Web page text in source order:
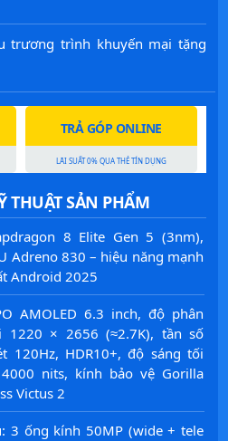
trương trình khuyến mại tặng
TRẢ GÓP ONLINE
LÃI SUẤT 0% QUA THẺ TÍN DỤNG
THUẬT SẢN PHẨM
8 Elite Gen 5 (3nm),
Adreno 830 – hiệu năng mạnh
Android 2025
AMOLED 6.3 inch, độ phân
1220 × 2656 (≈2.7K), tần số
120Hz, HDR10+, độ sáng tối
nits, kính bảo vệ Gorilla
Victus 2
3 ống kính 50MP (wide + tele